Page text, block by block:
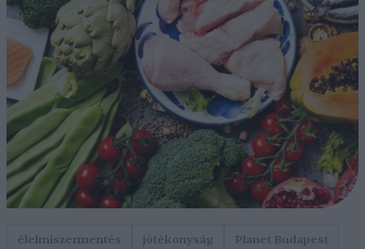
élelmiszermentés jótékonyság Planet Budapest